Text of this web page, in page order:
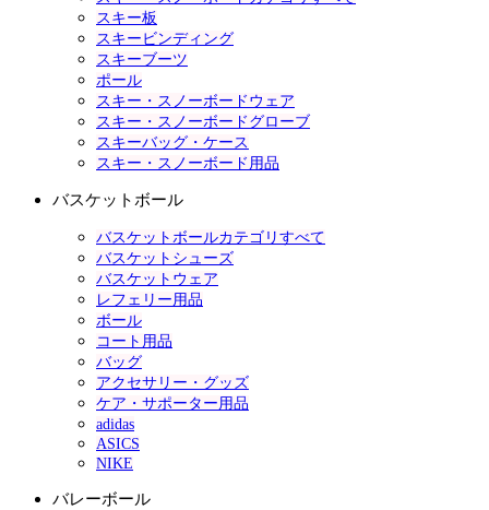
スキー板
スキービンディング
スキーブーツ
ポール
スキー・スノーボードウェア
スキー・スノーボードグローブ
スキーバッグ・ケース
スキー・スノーボード用品
バスケットボール
バスケットボールカテゴリすべて
バスケットシューズ
バスケットウェア
レフェリー用品
ボール
コート用品
バッグ
アクセサリー・グッズ
ケア・サポーター用品
adidas
ASICS
NIKE
バレーボール